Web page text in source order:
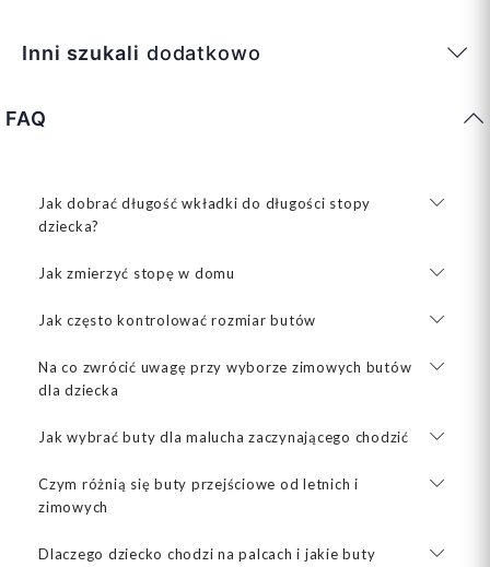
Inni szukali dodatkowo
FAQ
Jak dobrać długość wkładki do długości stopy
dziecka?
Jak zmierzyć stopę w domu
Jak często kontrolować rozmiar butów
Na co zwrócić uwagę przy wyborze zimowych butów
dla dziecka
Jak wybrać buty dla malucha zaczynającego chodzić
Czym różnią się buty przejściowe od letnich i
zimowych
Dlaczego dziecko chodzi na palcach i jakie buty